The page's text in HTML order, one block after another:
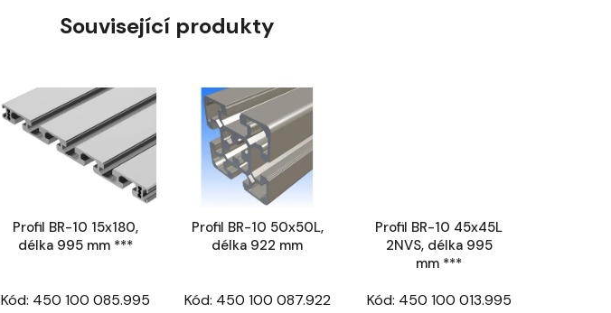
Související produkty
Profil BR-10 15x180,
délka 995 mm ***
Kód: 450 100 085.995
Profil BR-10 50x50L,
délka 922 mm
Kód: 450 100 087.922
Profil BR-10 45x45L
2NVS, délka 995
mm ***
Kód: 450 100 013.995